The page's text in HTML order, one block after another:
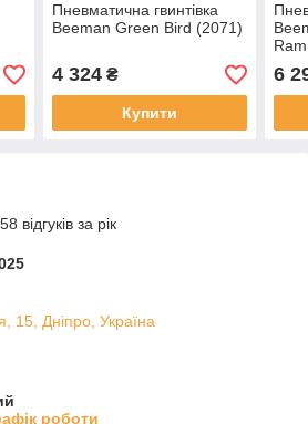
Пневматична гвинтівка
Beeman Green Bird (2071)
4 324₴
Купити
6
відгуків за рік
15, Дніпро, Україна
роботи